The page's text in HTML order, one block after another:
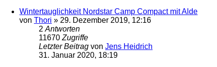
Wintertauglichkeit Nordstar Camp Compact mit Alde
von Thori » 29. Dezember 2019, 12:16
2 Antworten
11670 Zugriffe
Letzter Beitrag von Jens Heidrich
31. Januar 2020, 18:19